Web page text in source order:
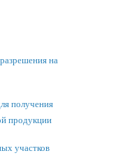
на
получения
продукции
участков